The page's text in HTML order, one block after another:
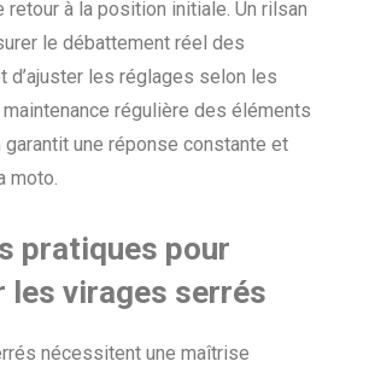
retour à la position initiale. Un rilsan
le débattement réel des
d’ajuster les réglages selon les
régulière des éléments
une réponse constante et
moto.
pratiques pour
les virages serrés
nécessitent une maîtrise